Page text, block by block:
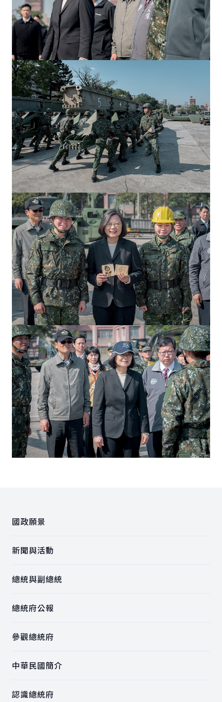
國政願景
新聞與活動
總統與副總統
總統府公報
參觀總統府
中華民國簡介
認識總統府